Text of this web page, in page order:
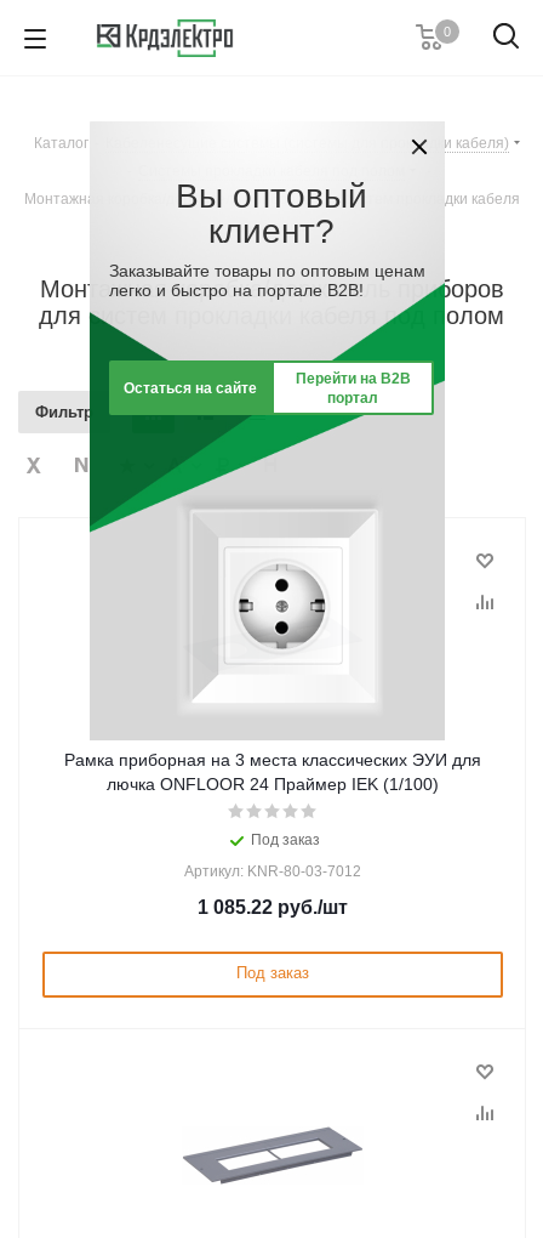
0
Каталог
Кабеленесущие системы (системы для прокладки кабеля)
Монтажная коробка/держатель приборов для систем прокладки кабеля
под полом
Монтажная коробка/держатель приборов
для систем прокладки кабеля под полом
Фильтр
Рамка приборная на 3 места классических ЭУИ для
лючка ONFLOOR 24 Праймер IEK (1/100)
Под заказ
Артикул: KNR-80-03-7012
1 085.22 руб./шт
Под заказ
Вы оптовый
клиент?
Заказывайте товары по оптовым ценам
легко и быстро на портале B2B!
Остаться на сайте
Перейти на B2B
портал